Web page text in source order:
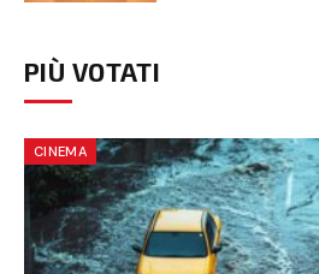
PIÙ VOTATI
CINEMA